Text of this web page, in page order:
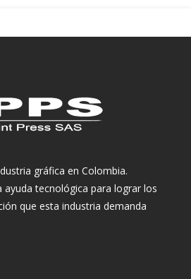
gráfica en Colombia.
tecnológica para lograr los
que esta industria demanda